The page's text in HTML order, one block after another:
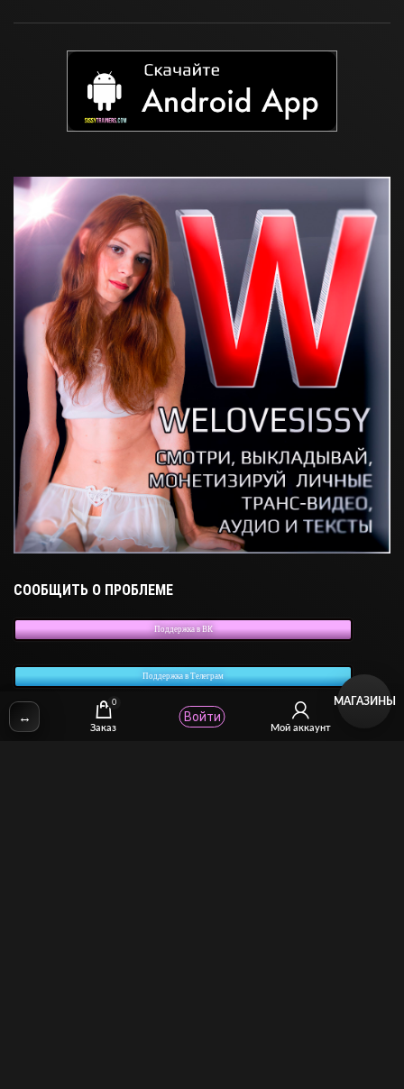
СООБЩИТЬ О ПРОБЛЕМЕ
Поддержка в ВК
Поддержка в Телеграм
✉Email: stcomhelp@gmail.com
↔
0
Заказ Мой аккаунт
Войти
МАГАЗИНЫ